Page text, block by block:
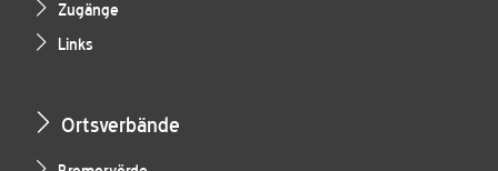
Zugänge
Links
Ortsverbände